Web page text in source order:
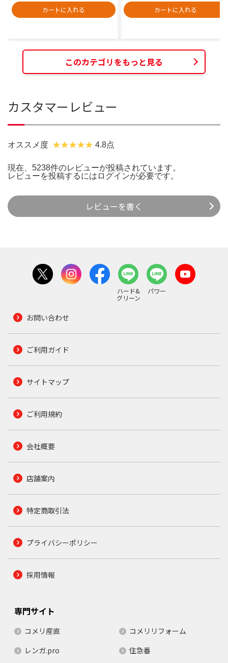
カートに入れる
カートに入れる
このカテゴリをもっと見る
カスタマーレビュー
オススメ度 4.8点
現在、5238件のレビューが投稿されています。
レビューを投稿するには ログインが必要です。
レビューを書く
ハード&
グリーン
パワー
お問い合わせ
ご利用ガイド
サイトマップ
ご利用規約
会社概要
店舗案内
特定商取引法
プライバシーポリシー
採用情報
専門サイト
コメリ産直
コメリリフォーム
レンガ.pro
住急番